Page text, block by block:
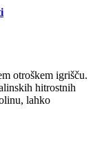
otroškem igrišču.
hitrostnih
lahko